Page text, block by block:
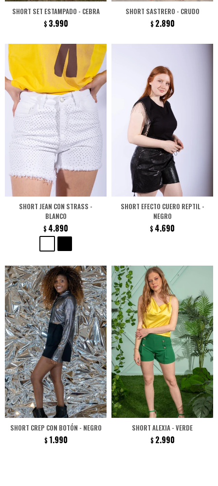
SHORT SET ESTAMPADO - CEBRA
$ 3.990
SHORT SASTRERO - CRUDO
$ 2.890
SHORT JEAN CON STRASS -
BLANCO
$ 4.890
SHORT EFECTO CUERO REPTIL -
NEGRO
$ 4.690
SHORT CREP CON BOTÓN - NEGRO
$ 1.990
SHORT ALEXIA - VERDE
$ 2.990